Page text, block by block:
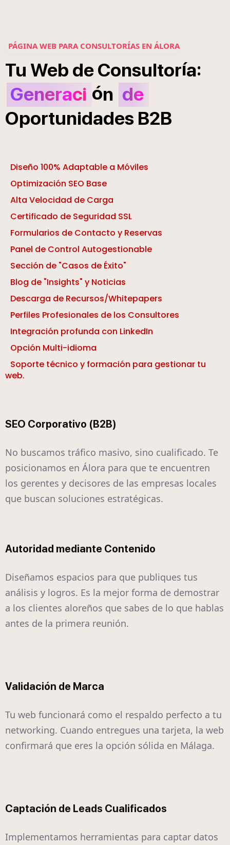
PÁGINA WEB PARA CONSULTORÍAS EN ÁLORA
Tu Web deConsultoría:
Generaci ón de
Oportunidades B2B
Diseño 100% Adaptable a Móviles
Optimización SEO Base
Alta Velocidad de Carga
Certificado de Seguridad SSL
Formularios de Contacto y Reservas
Panel de Control Autogestionable
Sección de "Casos de Éxito"
Blog de "Insights" y Noticias
Descarga de Recursos/Whitepapers
Perfiles Profesionales de los Consultores
Integración profunda con LinkedIn
Opción Multi-idioma
Soporte técnico y formación para gestionar tu
web.
SEO Corporativo (B2B)
No buscamos tráfico masivo, sino cualificado. Te
posicionamos en Álora para que te encuentren
los gerentes y decisores de las empresas locales
que buscan soluciones estratégicas.
Autoridad mediante Contenido
Diseñamos espacios para que publiques tus
análisis y logros. Es la mejor forma de demostrar
a los clientes aloreños que sabes de lo que hablas
antes de la primera reunión.
Validación de Marca
Tu web funcionará como el respaldo perfecto a tu
networking. Cuando entregues una tarjeta, la web
confirmará que eres la opción sólida en Málaga.
Captación de Leads Cualificados
Implementamos herramientas para captar datos